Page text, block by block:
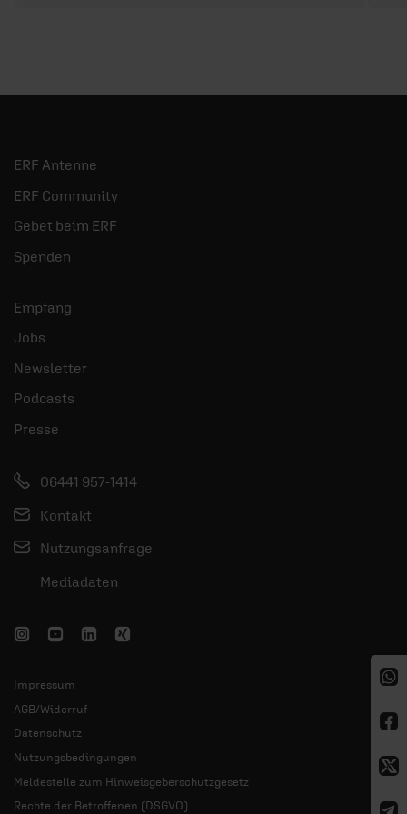
ERF Antenne
ERF Community
Gebet beim ERF
Spenden
Empfang
Jobs
Newsletter
Podcasts
Presse
06441 957-1414
Kontakt
Nutzungsanfrage
Mediadaten
Impressum
AGB/Widerruf
Datenschutz
Nutzungsbedingungen
Meldestelle zum Hinweisgeberschutzgesetz
Rechte der Betroffenen (DSGVO)